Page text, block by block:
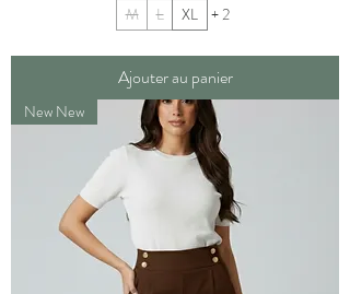
M L XL + 2
Ajouter au panier
New New